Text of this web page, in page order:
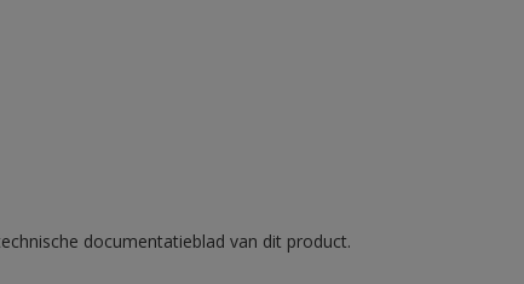
documentatieblad van dit product.